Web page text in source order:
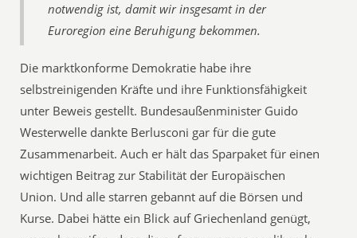
notwendig ist, damit wir insgesamt in der
Euroregion eine Beruhigung bekommen.
Die marktkonforme Demokratie habe ihre
selbstreinigenden Kräfte und ihre Funktionsfähigkeit
unter Beweis gestellt. Bundesaußenminister Guido
Westerwelle dankte Berlusconi gar für die gute
Zusammenarbeit. Auch er hält das Sparpaket für einen
wichtigen Beitrag zur Stabilität der Europäischen
Union. Und alle starren gebannt auf die Börsen und
Kurse. Dabei hätte ein Blick auf Griechenland genügt,